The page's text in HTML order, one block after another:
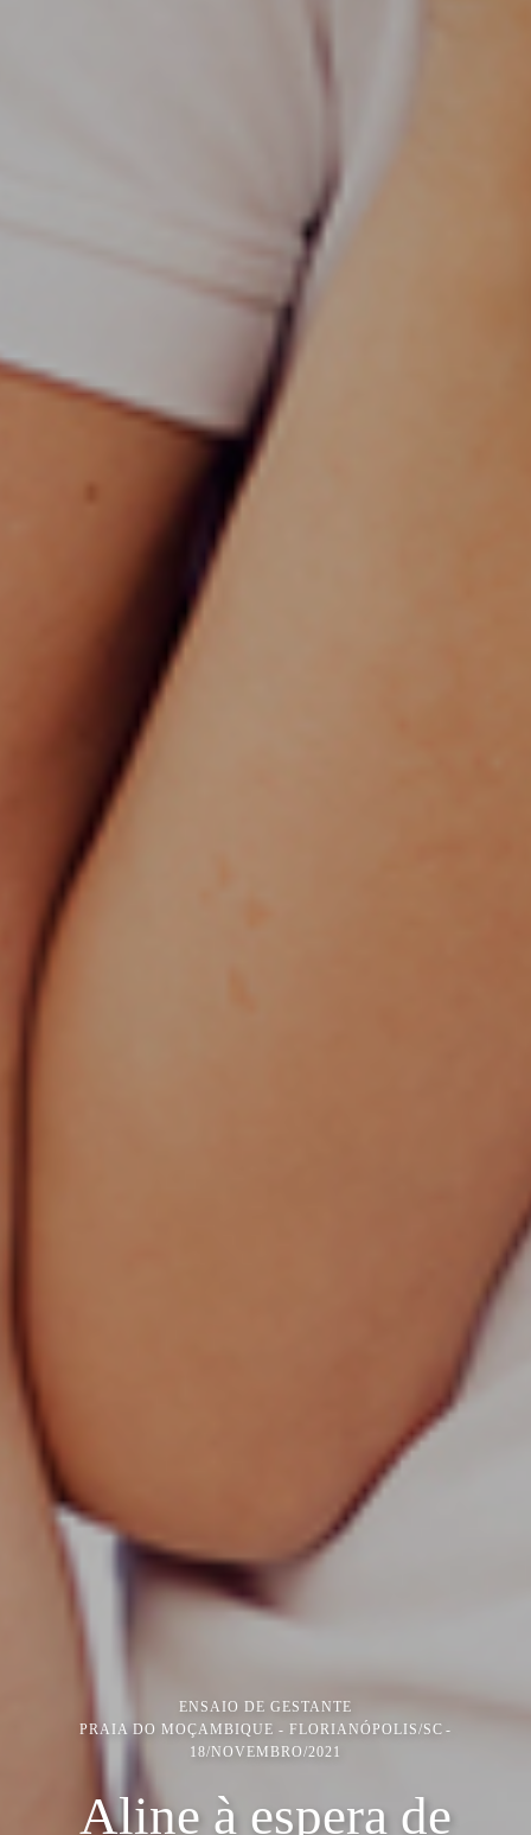
ENSAIO DE GESTANTE
PRAIA DO MOÇAMBIQUE - FLORIANÓPOLIS/SC
18/NOVEMBRO/2021
Aline à espera de